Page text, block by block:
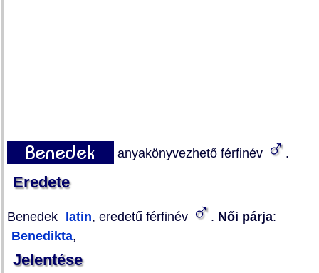
anyakönyvezhető férfinév ♂ .
Eredete
Benedek latin, eredetű férfinév ♂ . Női párja:
Benedikta,
Jelentése